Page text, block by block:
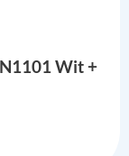
Wit +